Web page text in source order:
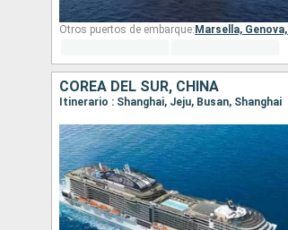
Otros puertos de embarque: Marsella, Genova,
COREA DEL SUR, CHINA
Itinerario : Shanghai, Jeju, Busan, Shanghai